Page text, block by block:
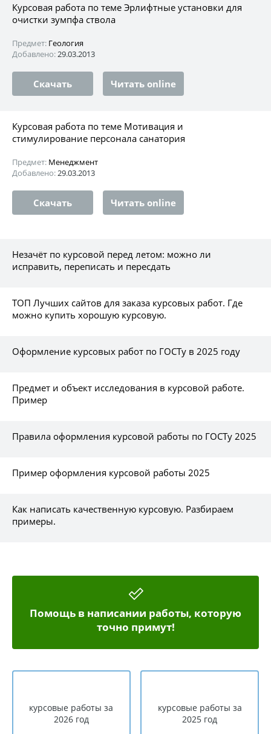
Курсовая работа по теме Эрлифтные установки для
очистки зумпфа ствола
Предмет: Геология
Добавлено:29.03.2013
Скачать Читать online
Курсовая работа по теме Мотивация и
стимулирование персонала санатория
Предмет: Менеджмент
Добавлено:29.03.2013
Скачать Читать online
Незачёт по курсовой перед летом: можно ли
исправить, переписать и пересдать
ТОП Лучших сайтов для заказа курсовых работ. Где
можно купить хорошую курсовую.
Оформление курсовых работ по ГОСТу в 2025 году
Предмет и объект исследования в курсовой работе.
Пример
Правила оформления курсовой работы по ГОСТу 2025
Пример оформления курсовой работы 2025
Как написать качественную курсовую. Разбираем
примеры.
Помощь в написании работы, которую
точно примут!
курсовые работы за
2026 год
курсовые работы за
2025 год